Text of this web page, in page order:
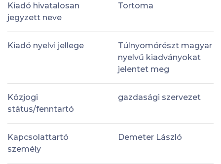
Kiadó hivatalosan
jegyzett neve
Tortoma
Kiadó nyelvi jellege
Túlnyomórészt magyar
nyelvű kiadványokat
jelentet meg
Közjogi
státus/fenntartó
gazdasági szervezet
Kapcsolattartó
személy
Demeter László